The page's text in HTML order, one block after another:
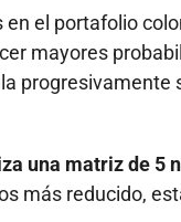
el portafolio
mayores
progresivamente
una matriz de 5
más reducido,